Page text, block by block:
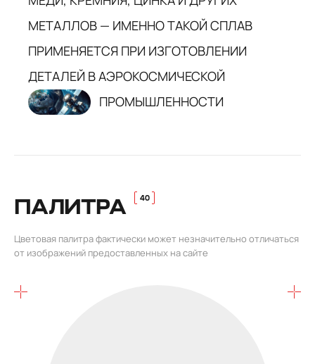
МЕТАЛЛОВ — ИМЕННО ТАКОЙ СПЛАВ
ПРИМЕНЯЕТСЯ ПРИ ИЗГОТОВЛЕНИИ
ДЕТАЛЕЙ В АЭРОКОСМИЧЕСКОЙ
ПРОМЫШЛЕННОСТИ
ПАЛИТРА
Цветовая палитра фактически может незначительно отличаться
от изображений предоставленных на сайте